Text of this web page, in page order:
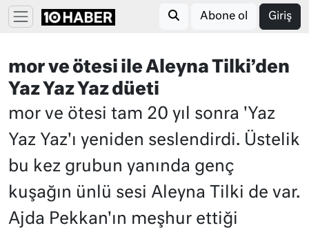
Abone ol Giriş
mor ve ötesi ile Aleyna Tilki’den
Yaz Yaz Yaz düeti
mor ve ötesi tam 20 yıl sonra 'Yaz
Yaz Yaz'ı yeniden seslendirdi. Üstelik
bu kez grubun yanında genç
kuşağın ünlü sesi Aleyna Tilki de var.
Ajda Pekkan'ın meşhur ettiği